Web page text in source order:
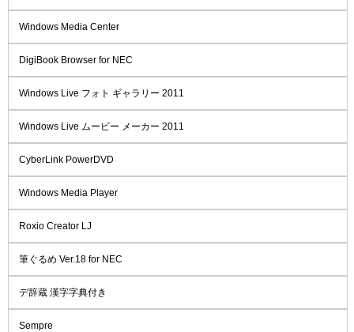
Windows Media Center
DigiBook Browser for NEC
Windows Live フォト ギャラリー 2011
Windows Live ムービー メーカー 2011
CyberLink PowerDVD
Windows Media Player
Roxio Creator LJ
筆ぐるめ Ver.18 for NEC
デ辞蔵 漢字字典付き
Sempre